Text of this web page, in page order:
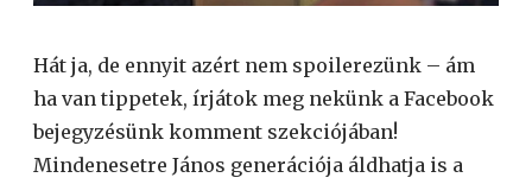
Hát ja, de ennyit azért nem spoilerezünk – ám
ha van tippetek, írjátok meg nekünk a Facebook
bejegyzésünk komment szekciójában!
Mindenesetre János generációja áldhatja is a